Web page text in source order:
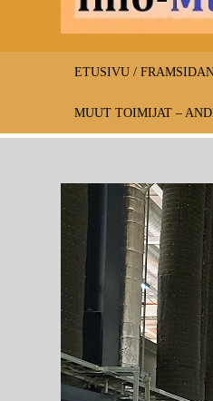
ETUSIVU /
MUUT TOIMIJAT –